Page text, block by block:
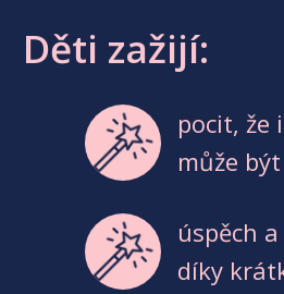
Děti zažijí:
pocit, že
může
úspěch
díky